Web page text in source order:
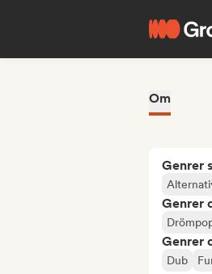
Om
Genrer
Genrer
Genrer
Dub